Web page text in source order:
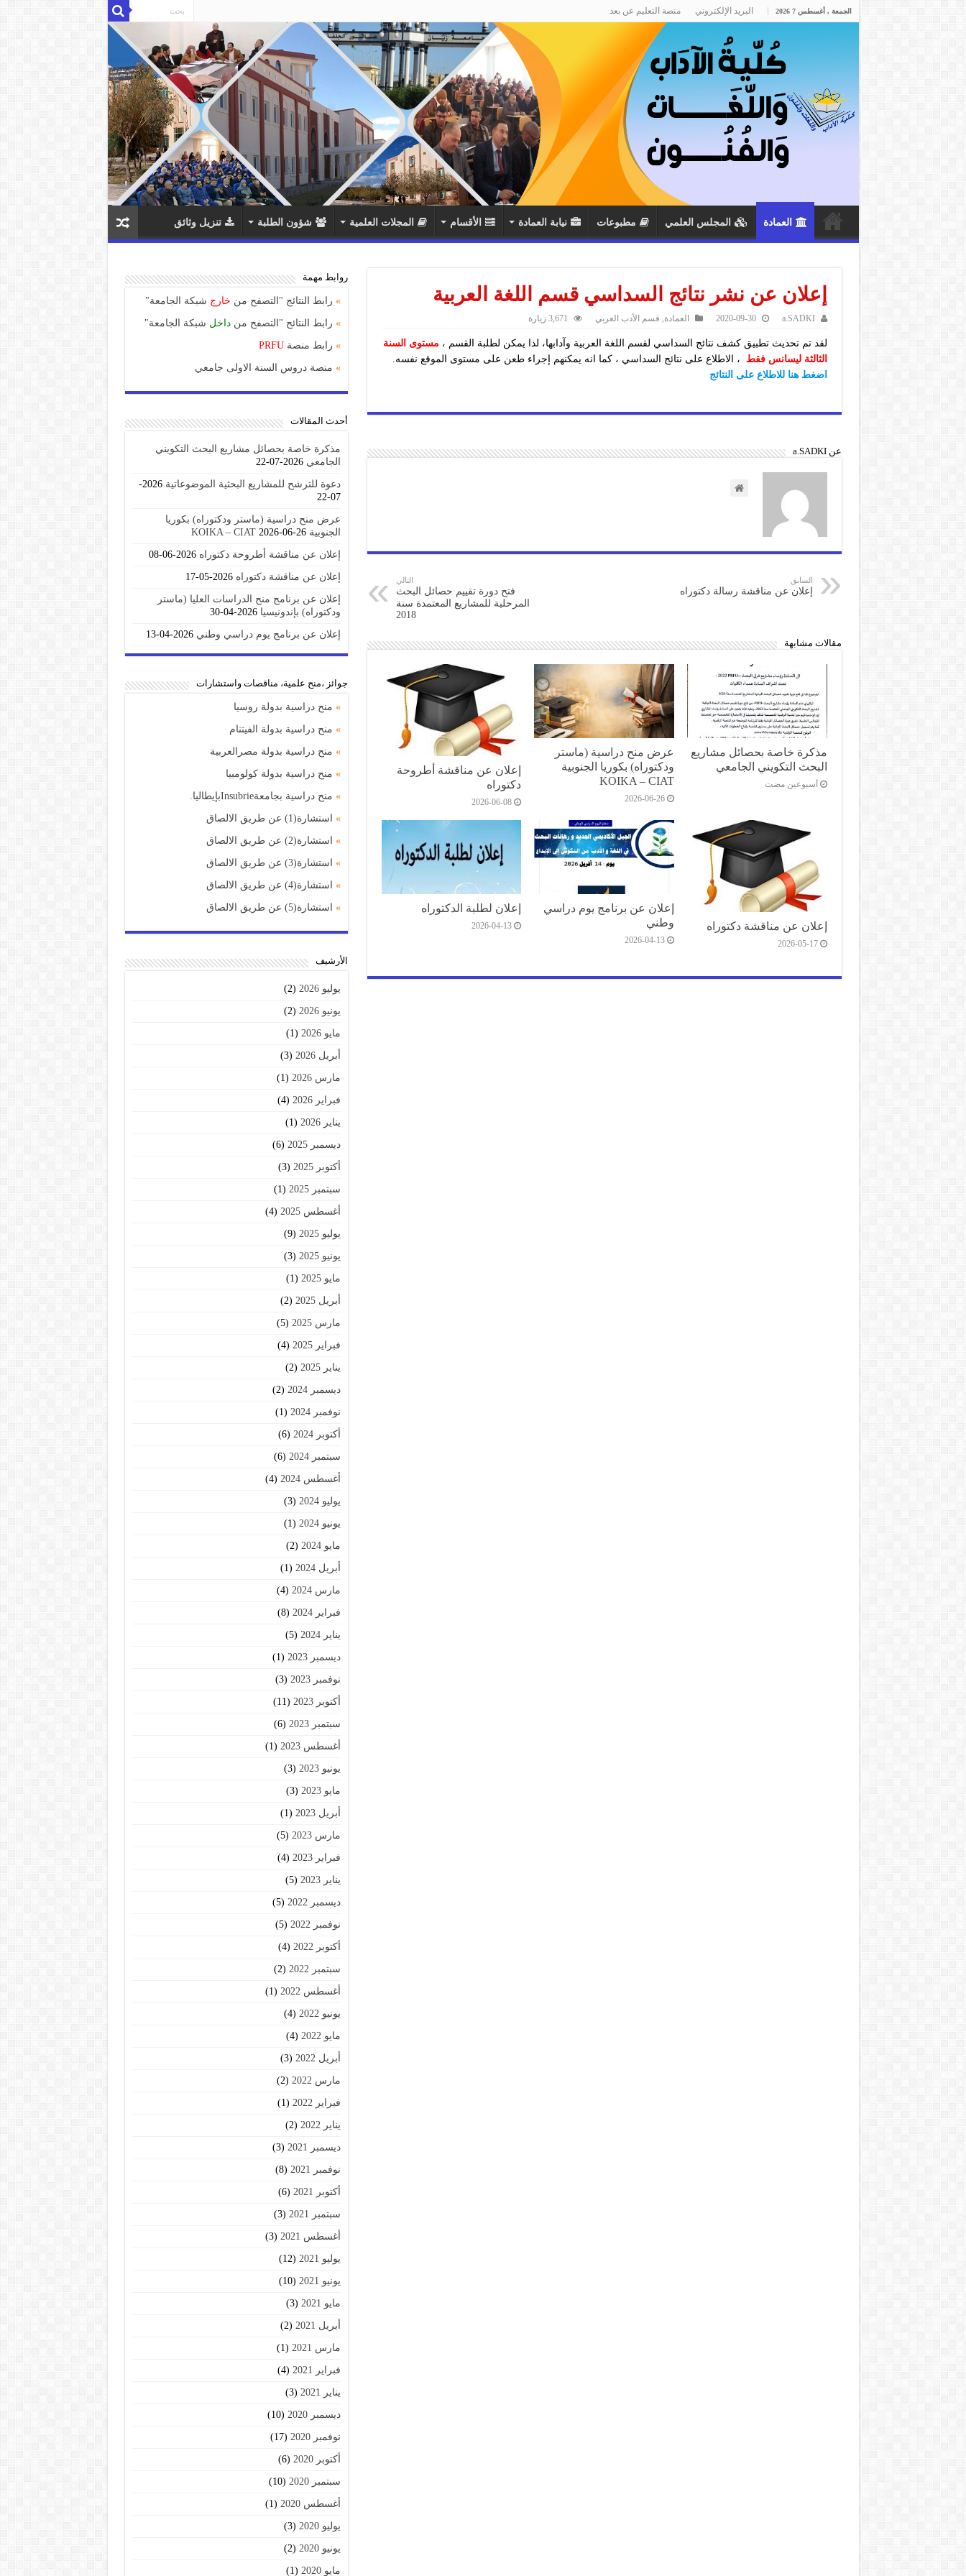
الجمعة , أغسطس 7 2026 البريد الإلكتروني منصة التعليم عن بعد
العمادة المجلس العلمي مطبوعات نيابة العمادة اﻷقسام المجلات العلمية شؤون الطلبة تنزيل وثائق
إعلان عن نشر نتائج السداسي قسم اللغة العربية
a.SADKI
2020-09-30 العمادة قسم اﻷدب العربي 3,671 زيارة
لقد تم تحديث تطبيق كشف نتائج السداسي لقسم اللغة العربية وآدابها، لذا يمكن لطلبة القسم ، مستوى السنة
الثالثة ليسانس فقط ، الاطلاع على نتائج السداسي ، كما انه يمكنهم إجراء طعن على مستوى الموقع نفسه.
اضغط هنا للاطلاع على النتائج
عن a.SADKI
السابق
إعلان عن مناقشة رسالة دكتوراه
التالي
فتح دورة تقييم حصائل البحث
المرحلية للمشاريع المعتمدة سنة
2018
مقالات مشابهة
مذكرة خاصة بحصائل مشاريع
البحث التكويني الجامعي
‏أسبوعين مضت
عرض منح دراسية (ماستر
ودكتوراه) بكوريا الجنوبية
KOIKA – CIAT
2026-06-26
إعلان عن مناقشة أطروحة
دكتوراه
2026-06-08
إعلان عن مناقشة دكتوراه
2026-05-17
إعلان عن برنامج يوم دراسي
وطني
2026-04-13
إعلان لطلبة الدكتوراه
2026-04-13
روابط مهمة
» رابط النتائج "التصفح من خارج شبكة الجامعة"
» رابط النتائج "التصفح منداخل شبكة الجامعة"
» رابط منصةPRFU
» منصة دروس السنة الاولى جامعي
أحدث المقالات
مذكرة خاصة بحصائل مشاريع البحث التكويني
الجامعي 2026-07-22
دعوة للترشح للمشاريع البحثية الموضوعاتية
2026-
07-22
عرض منح دراسية (ماستر ودكتوراه) بكوريا
الجنوبية KOIKA – CIAT2026-06-26
إعلان عن مناقشة أطروحة دكتوراه 2026-06-08
إعلان عن مناقشة دكتوراه 2026-05-17
إعلان عن برنامج منح الدراسات العليا (ماستر
ودكتوراه) بإندونيسيا 2026-04-30
إعلان عن برنامج يوم دراسي وطني 2026-04-13
جوائز ،منح علمية، مناقصات واستشارات
» منح دراسية بدولة روسيا
» منح دراسية بدولة الفيتنام
» منح دراسية بدولة مصرالعربية
» منح دراسية بدولة كولومبيا
» منح دراسية بجامعةInsubrieبإيطاليا.
» استشارة(1) عن طريق الالصاق
» استشارة(2) عن طريق الالصاق
» استشارة(3) عن طريق الالصاق
» استشارة(4) عن طريق الالصاق
» استشارة(5) عن طريق الالصاق
اﻷرشيف
يوليو 2026 (2)
يونيو 2026 (2)
مايو 2026 (1)
أبريل 2026 (3)
مارس 2026 (1)
فبراير 2026 (4)
يناير 2026 (1)
ديسمبر 2025 (6)
أكتوبر 2025 (3)
سبتمبر 2025 (1)
أغسطس 2025 (4)
يوليو 2025 (9)
يونيو 2025 (3)
مايو 2025 (1)
أبريل 2025 (2)
مارس 2025 (5)
فبراير 2025 (4)
يناير 2025 (2)
ديسمبر 2024 (2)
نوفمبر 2024 (1)
أكتوبر 2024 (6)
سبتمبر 2024 (6)
أغسطس 2024 (4)
يوليو 2024 (3)
يونيو 2024 (1)
مايو 2024 (2)
أبريل 2024 (1)
مارس 2024 (4)
فبراير 2024 (8)
يناير 2024 (5)
ديسمبر 2023 (1)
نوفمبر 2023 (3)
أكتوبر 2023 (11)
سبتمبر 2023 (6)
أغسطس 2023 (1)
يونيو 2023 (3)
مايو 2023 (3)
أبريل 2023 (1)
مارس 2023 (5)
فبراير 2023 (4)
يناير 2023 (5)
ديسمبر 2022 (5)
نوفمبر 2022 (5)
أكتوبر 2022 (4)
سبتمبر 2022 (2)
أغسطس 2022 (1)
يونيو 2022 (4)
مايو 2022 (4)
أبريل 2022 (3)
مارس 2022 (2)
فبراير 2022 (1)
يناير 2022 (2)
ديسمبر 2021 (3)
نوفمبر 2021 (8)
أكتوبر 2021 (6)
سبتمبر 2021 (3)
أغسطس 2021 (3)
يوليو 2021 (12)
يونيو 2021 (10)
مايو 2021 (3)
أبريل 2021 (2)
مارس 2021 (1)
فبراير 2021 (4)
يناير 2021 (3)
ديسمبر 2020 (10)
نوفمبر 2020 (17)
أكتوبر 2020 (6)
سبتمبر 2020 (10)
أغسطس 2020 (1)
يوليو 2020 (3)
يونيو 2020 (2)
مايو 2020 (1)